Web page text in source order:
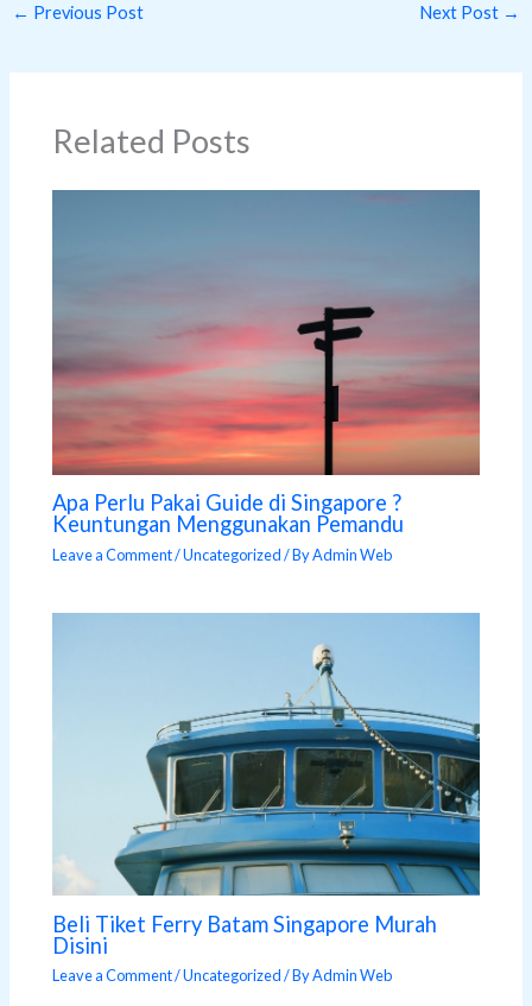
← Previous Post Next Post →
Related Posts
Apa Perlu Pakai Guide di Singapore ?
Keuntungan Menggunakan Pemandu
Leave a Comment/Uncategorized/ ByAdmin Web
Beli Tiket Ferry Batam Singapore Murah
Disini
Leave a Comment/Uncategorized/ ByAdmin Web